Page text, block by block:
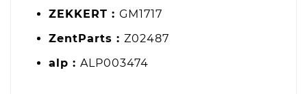
ZEKKERT : GM1717
ZentParts : Z02487
alp : ALP003474